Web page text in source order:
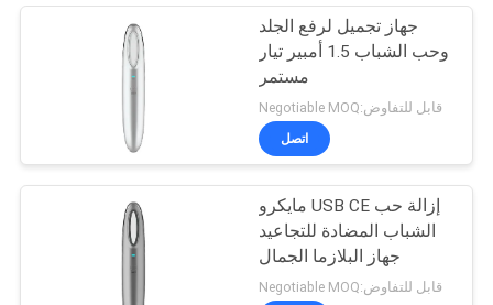
جولة
rechargeablehairdryers.com.
لإعادة الشحن
مجفف الشعر
اللاسلكي
11
جهاز تجميل لرفع الجلد
وحب الشباب 1.5 أمبير تيار
مستمر
Negotiable MOQ:قابل للتفاوض
اتصل
مايكرو USB CE إزالة حب
الشباب المضادة للتجاعيد
جهاز البلازما الجمال
Negotiable MOQ:قابل للتفاوض